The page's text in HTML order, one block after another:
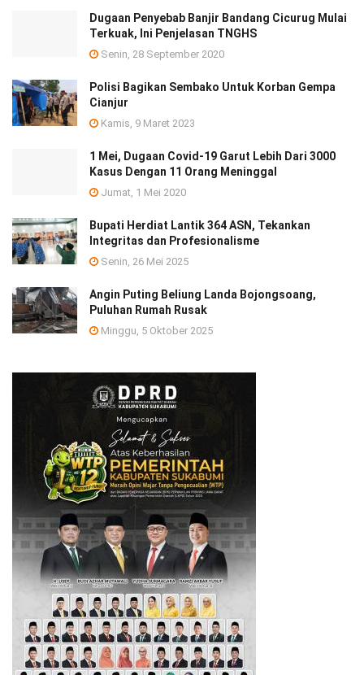
Dugaan Penyebab Banjir Bandang Cicurug Mulai
Terkuak, Ini Penjelasan TNGHS
Senin, 28 September 2020
Polisi Bagikan Sembako Untuk Korban Gempa
Cianjur
Kamis, 9 Maret 2023
1 Mei, Dugaan Covid-19 Garut Lebih Dari 3000
Kasus Dengan 11 Orang Meninggal
Jumat, 1 Mei 2020
Bupati Herdiat Lantik 364 ASN, Tekankan
Integritas dan Profesionalisme
Senin, 26 Mei 2025
Angin Puting Beliung Landa Bojongsoang,
Puluhan Rumah Rusak
Minggu, 5 Oktober 2025